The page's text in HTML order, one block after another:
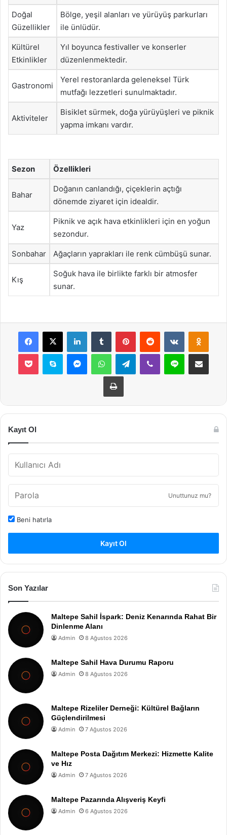
Doğal
Güzellikler
Bölge, yeşil alanları ve yürüyüş parkurları
ile ünlüdür.
Kültürel
Etkinlikler
Yıl boyunca festivaller ve konserler
düzenlenmektedir.
Gastronomi
Yerel restoranlarda geleneksel Türk
mutfağı lezzetleri sunulmaktadır.
Aktiviteler
Bisiklet sürmek, doğa yürüyüşleri ve piknik
yapma imkanı vardır.
Sezon Özellikleri
Bahar
Doğanın canlandığı, çiçeklerin açtığı
dönemde ziyaret için idealdir.
Yaz
Piknik ve açık hava etkinlikleri için en yoğun
sezondur.
Sonbahar Ağaçların yaprakları ile renk cümbüşü sunar.
Kış
Soğuk hava ile birlikte farklı bir atmosfer
sunar.
Facebook
X LinkedInTumblr PinterestReddit VKontakte
Pocket Skype MessengerWhatsAppTelegramViber Line E-Posta ile
Yazdır
Kayıt Ol
Unuttunuz mu?
Beni hatırla
Kayıt Ol
Son Yazılar
Maltepe Sahil İspark: Deniz Kenarında Rahat Bir
Dinlenme Alanı
Admin 8 Ağustos 2026
Maltepe Sahil Hava Durumu Raporu
Admin 8 Ağustos 2026
Maltepe Rizeliler Derneği: Kültürel Bağların
Güçlendirilmesi
Admin 7 Ağustos 2026
Maltepe Posta Dağıtım Merkezi: Hizmette Kalite
ve Hız
Admin 7 Ağustos 2026
Maltepe Pazarında Alışveriş Keyfi
Admin 6 Ağustos 2026